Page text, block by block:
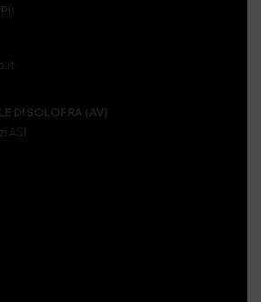
DI SOLOFRA (AV)
ASI